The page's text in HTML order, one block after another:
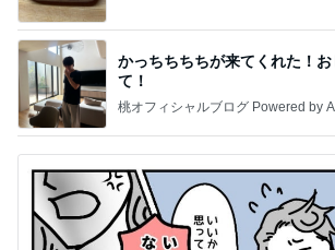
かっちちちちが来てくれた！
て！
桃オフィシャルブログ Powered by